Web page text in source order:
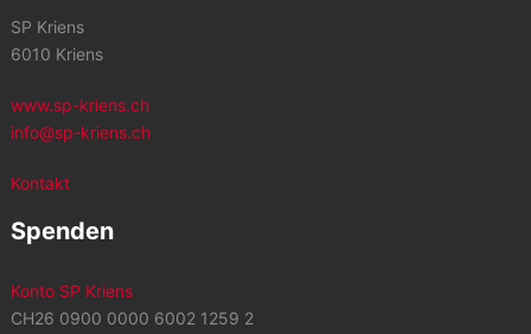
SP Kriens
6010 Kriens
www.sp-kriens.ch
info@sp-kriens.ch
Kontakt
Spenden
Konto SP Kriens
CH26 0900 0000 6002 1259 2